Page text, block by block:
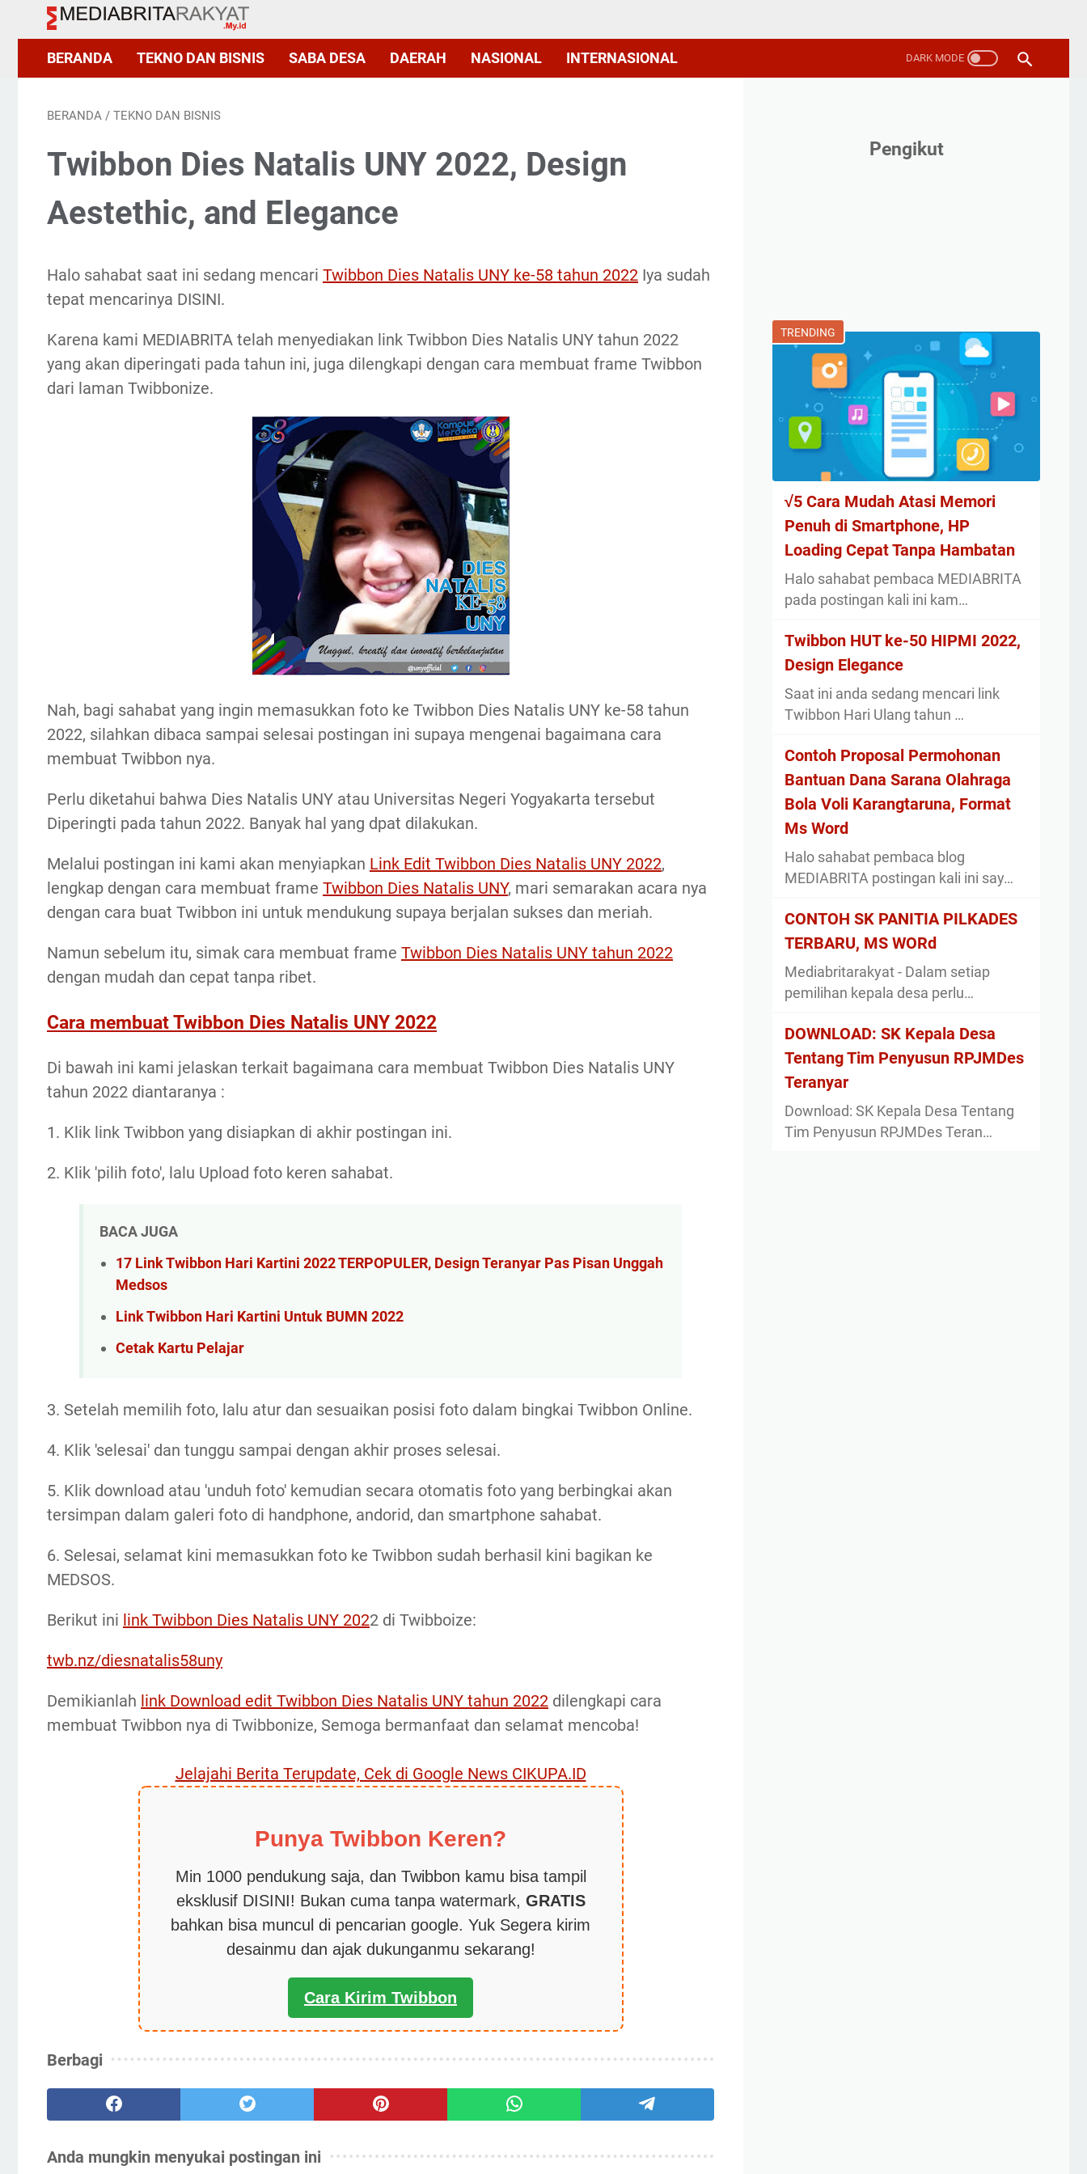
BERANDA TEKNO DAN BISNIS SABA DESA DAERAH NASIONAL INTERNASIONAL
BERANDA / TEKNO DAN BISNIS
Twibbon Dies Natalis UNY 2022, Design
Aestethic, and Elegance
Halo sahabat saat ini sedang mencari Twibbon Dies Natalis UNY ke-58 tahun 2022 Iya sudah
tepat mencarinya DISINI.
Karena kami MEDIABRITA telah menyediakan link Twibbon Dies Natalis UNY tahun 2022
yang akan diperingati pada tahun ini, juga dilengkapi dengan cara membuat frame Twibbon
dari laman Twibbonize.
Nah, bagi sahabat yang ingin memasukkan foto ke Twibbon Dies Natalis UNY ke-58 tahun
2022, silahkan dibaca sampai selesai postingan ini supaya mengenai bagaimana cara
membuat Twibbon nya.
Perlu diketahui bahwa Dies Natalis UNY atau Universitas Negeri Yogyakarta tersebut
Diperingti pada tahun 2022. Banyak hal yang dpat dilakukan.
Melalui postingan ini kami akan menyiapkan Link Edit Twibbon Dies Natalis UNY 2022,
lengkap dengan cara membuat frame Twibbon Dies Natalis UNY, mari semarakan acara nya
dengan cara buat Twibbon ini untuk mendukung supaya berjalan sukses dan meriah.
Namun sebelum itu, simak cara membuat frame Twibbon Dies Natalis UNY tahun 2022
dengan mudah dan cepat tanpa ribet.
Cara membuat Twibbon Dies Natalis UNY 2022
Di bawah ini kami jelaskan terkait bagaimana cara membuat Twibbon Dies Natalis UNY
tahun 2022 diantaranya :
1. Klik link Twibbon yang disiapkan di akhir postingan ini.
2. Klik 'pilih foto', lalu Upload foto keren sahabat.
BACA JUGA
17 Link Twibbon Hari Kartini 2022 TERPOPULER, Design Teranyar Pas Pisan Unggah
Medsos
Link Twibbon Hari Kartini Untuk BUMN 2022
Cetak Kartu Pelajar
3. Setelah memilih foto, lalu atur dan sesuaikan posisi foto dalam bingkai Twibbon Online.
4. Klik 'selesai' dan tunggu sampai dengan akhir proses selesai.
5. Klik download atau 'unduh foto' kemudian secara otomatis foto yang berbingkai akan
tersimpan dalam galeri foto di handphone, andorid, dan smartphone sahabat.
6. Selesai, selamat kini memasukkan foto ke Twibbon sudah berhasil kini bagikan ke
MEDSOS.
Berikut ini link Twibbon Dies Natalis UNY 2022 di Twibboize:
twb.nz/diesnatalis58uny
Demikianlah link Download edit Twibbon Dies Natalis UNY tahun 2022 dilengkapi cara
membuat Twibbon nya di Twibbonize, Semoga bermanfaat dan selamat mencoba!
Jelajahi Berita Terupdate, Cek di Google News CIKUPA.ID
Punya Twibbon Keren?
Min 1000 pendukung saja, dan Twibbon kamu bisa tampil
eksklusif DISINI! Bukan cuma tanpa watermark, GRATIS
bahkan bisa muncul di pencarian google. Yuk Segera kirim
desainmu dan ajak dukunganmu sekarang!
Cara Kirim Twibbon
Berbagi
Anda mungkin menyukai postingan ini
Pengikut
TRENDING
√5 Cara Mudah Atasi Memori
Penuh di Smartphone, HP
Loading Cepat Tanpa Hambatan
Halo sahabat pembaca MEDIABRITA
pada postingan kali ini kam…
Twibbon HUT ke-50 HIPMI 2022,
Design Elegance
Saat ini anda sedang mencari link
Twibbon Hari Ulang tahun …
Contoh Proposal Permohonan
Bantuan Dana Sarana Olahraga
Bola Voli Karangtaruna, Format
Ms Word
Halo sahabat pembaca blog
MEDIABRITA postingan kali ini say…
CONTOH SK PANITIA PILKADES
TERBARU, MS WORd
Mediabritarakyat - Dalam setiap
pemilihan kepala desa perlu…
DOWNLOAD: SK Kepala Desa
Tentang Tim Penyusun RPJMDes
Teranyar
Download: SK Kepala Desa Tentang
Tim Penyusun RPJMDes Teran…